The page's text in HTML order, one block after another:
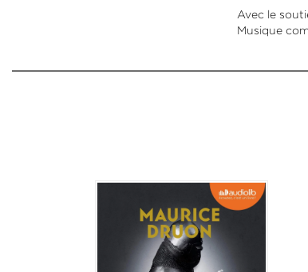
Avec le
Musique